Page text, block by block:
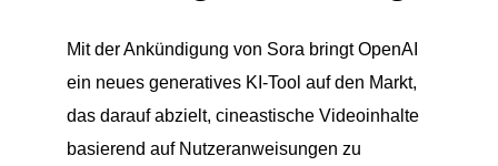
Mit der Ankündigung von Sora bringt OpenAI
ein neues generatives KI-Tool auf den Markt,
das darauf abzielt, cineastische Videoinhalte
basierend auf Nutzeranweisungen zu